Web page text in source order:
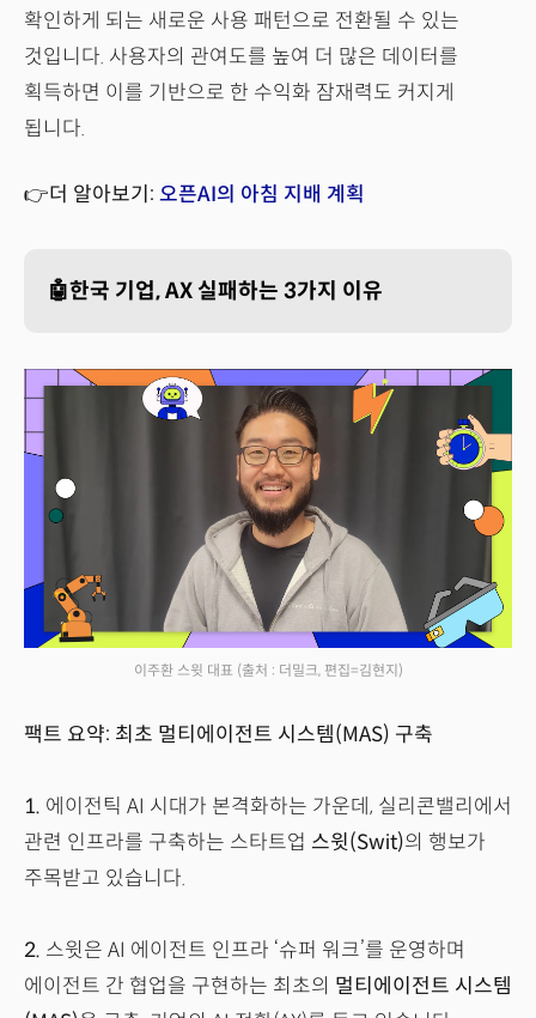
확인하게 되는 새로운 사용 패턴으로 전환될 수 있는
것입니다. 사용자의 관여도를 높여 더 많은 데이터를
획득하면 이를 기반으로 한 수익화 잠재력도 커지게
됩니다.
👉더 알아보기: 오픈AI의 아침 지배 계획
🤖한국 기업, AX 실패하는 3가지 이유
이주환 스윗 대표 (출처 : 더밀크, 편집=김현지)
팩트 요약: 최초 멀티에이전트 시스템(MAS) 구축
1. 에이전틱 AI 시대가 본격화하는 가운데, 실리콘밸리에서
관련 인프라를 구축하는 스타트업 스윗(Swit)의 행보가
주목받고 있습니다.
2. 스윗은 AI 에이전트 인프라 ‘슈퍼 워크’를 운영하며
에이전트 간 협업을 구현하는 최초의 멀티에이전트 시스템